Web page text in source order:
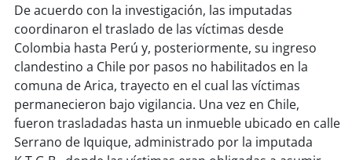
De acuerdo con la investigación, las imputadas
coordinaron el traslado de las víctimas desde
Colombia hasta Perú y, posteriormente, su ingreso
clandestino a Chile por pasos no habilitados en la
comuna de Arica, trayecto en el cual las víctimas
permanecieron bajo vigilancia. Una vez en Chile,
fueron trasladadas hasta un inmueble ubicado en calle
Serrano de Iquique, administrado por la imputada